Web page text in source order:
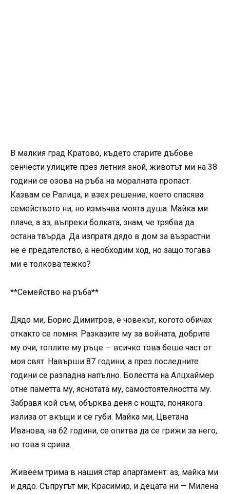
В малкия град Кратово, където старите дъбове
сенчести улиците през летния зной, животът ми на 38
години се озова на ръба на моралната пропаст.
Казвам се Ралица, и взех решение, което спасява
семейството ни, но измъчва моята душа. Майка ми
плаче, а аз, въпреки болката, знам, че трябва да
остана твърда. Да изпратя дядо в дом за възрастни
не е предателство, а необходим ход, но защо тогава
ми е толкова тежко?
**Семейство на ръба**
Дядо ми, Борис Димитров, е човекът, когото обичах
откакто се помня. Разказите му за войната, добрите
му очи, топлите му ръце — всичко това беше част от
моя свят. Навърши 87 години, а през последните
години се разпадна напълно. Болестта на Алцхаймер
отне паметта му, яснотата му, самостоятелността му.
Забравя кой съм, обърква деня с нощта, понякога
излиза от вкъщи и се губи. Майка ми, Цветана
Иванова, на 62 години, се опитва да се грижи за него,
но това я срива.
Живеем трима в нашия стар апартамент: аз, майка ми
и дядо. Съпругът ми, Красимир, и децата ни — Милена